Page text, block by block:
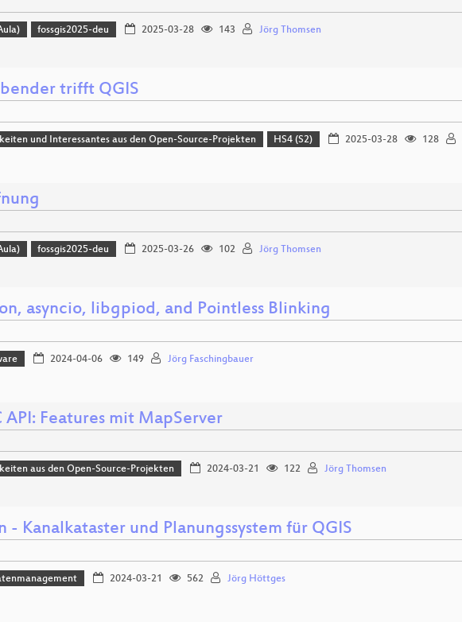
fossgis2025-deu 2025-03-28 143 Jörg Thomsen
trifft QGIS
und Interessantes aus den Open-Source-Projekten HS4 (S2) 2025-03-28 128
fossgis2025-deu 2025-03-26 102 Jörg Thomsen
asyncio, libgpiod, and Pointless Blinking
2024-04-06 149 Jörg Faschingbauer
API: Features mit MapServer
aus den Open-Source-Projekten 2024-03-21 122 Jörg Thomsen
- Kanalkataster und Planungssystem für QGIS
2024-03-21 562 Jörg Höttges